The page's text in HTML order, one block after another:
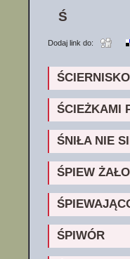
Dodaj link do:
ŚCIERNISKO
ŚCIEŻKAMI
ŚNIŁA NIE
ŚPIEW
ŚPIWÓR